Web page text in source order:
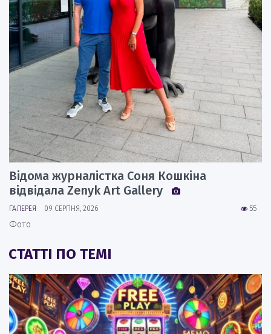
Відома журналістка Соня Кошкіна
відвідала Zenyk Art Gallery
55
ГАЛЕРЕЯ 09 СЕРПНЯ, 2026
Фото
СТАТТІ ПО ТЕМІ